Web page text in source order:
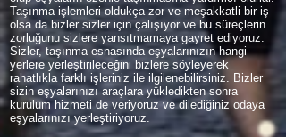
Taşınma işlemleri oldukça zor ve meşakkatli bir iş
olsa da bizler sizler için çalışıyor ve bu süreçlerin
zorluğunu sizlere yansıtmamaya gayret ediyoruz.
Sizler, taşınma esnasında eşyalarınızın hangi
yerlere yerleştirileceğini bizlere söyleyerek
rahatlıkla farklı işleriniz ile ilgilenebilirsiniz. Bizler
sizin eşyalarınızı araçlara yükledikten sonra
kurulum hizmeti de veriyoruz ve dilediğiniz odaya
eşyalarınızı yerleştiriyoruz.